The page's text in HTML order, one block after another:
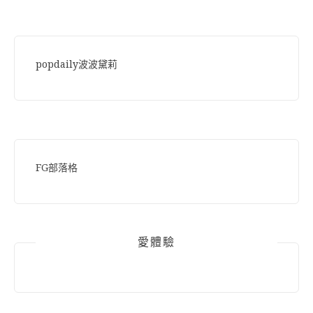
popdaily波波黛莉
FG部落格
愛體驗